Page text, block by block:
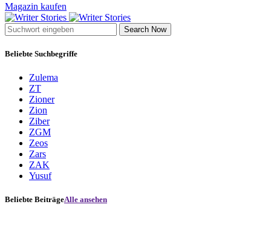
Magazin kaufen
Search Now
Beliebte Suchbegriffe
Zulema
ZT
Zioner
Zion
Ziber
ZGM
Zeos
Zars
ZAK
Yusuf
Beliebte BeiträgeAlle ansehen